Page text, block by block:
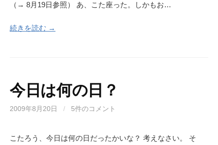
（→ 8月19日参照） あ、こた座った。しかもお…
続きを読む →
今日は何の日？
2009年8月20日 / 5件のコメント
こたろう、今日は何の日だったかいな？ 考えなさい。 そ